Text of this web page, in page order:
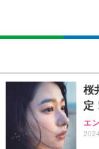
モ
ッ
D
携
急
￥
ポ
ワ
桜
定
エ